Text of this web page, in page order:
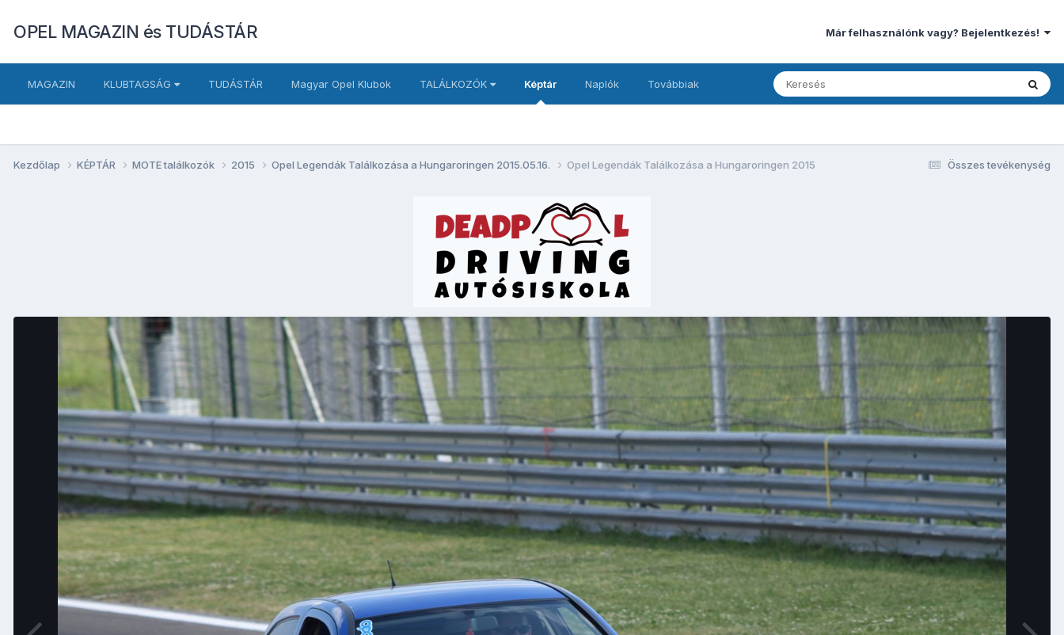
OPEL MAGAZIN és TUDÁSTÁR Már felhasználónk vagy? Bejelentkezés!
MAGAZIN KLUBTAGSÁG TUDÁSTÁR Magyar Opel Klubok TALÁLKOZÓK Képtár Naplók Továbbiak
Összes tevékenység
Kezdőlap KÉPTÁR MOTE találkozók 2015 Opel Legendák Találkozása a Hungaroringen 2015.05.16. Opel Legendák Találkozása a Hungaroringen 2015